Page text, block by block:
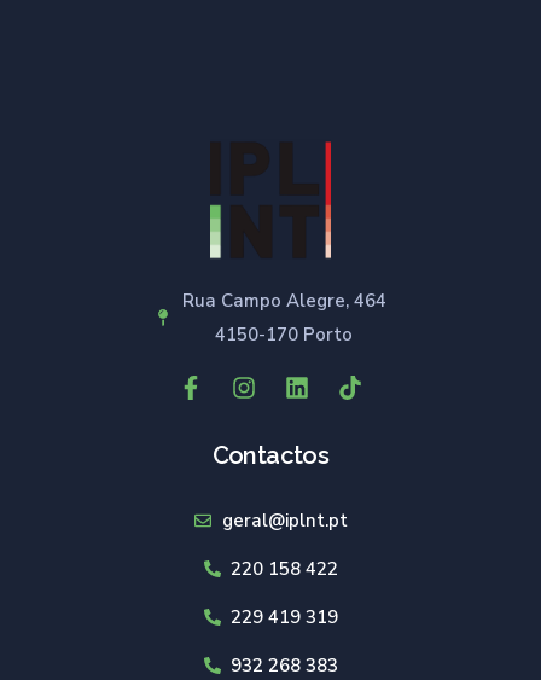
Rua Campo Alegre, 464
4150-170 Porto
Contactos
geral@iplnt.pt
220 158 422
229 419 319
932 268 383